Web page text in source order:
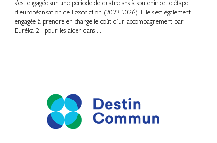
s’est engagée sur une période de quatre ans à soutenir cette étape
d’européanisation de l’association (2023-2026). Elle s’est également
engagée à prendre en charge le coût d’un accompagnement par
Eurêka 21 pour les aider dans ...